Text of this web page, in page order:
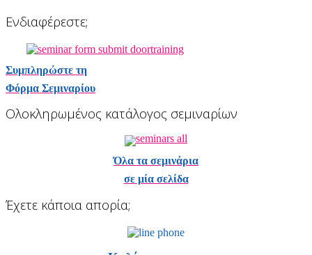
Ενδιαφέρεστε;
Συμπληρώστε τη
Φόρμα Σεμιναρίου
Ολοκληρωμένος κατάλογος σεμιναρίων
Όλα τα σεμινάρια
σε μία σελίδα
Έχετε κάποια απορία;